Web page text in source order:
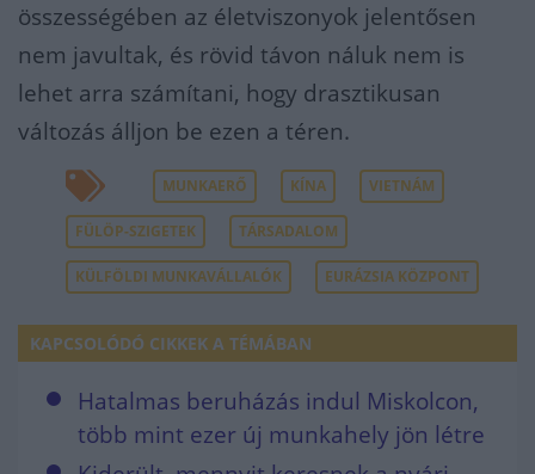
összességében az életviszonyok jelentősen
nem javultak, és rövid távon náluk nem is
lehet arra számítani, hogy drasztikusan
változás álljon be ezen a téren.
MUNKAERŐ KÍNA VIETNÁM
FÜLÖP-SZIGETEK TÁRSADALOM
KÜLFÖLDI MUNKAVÁLLALÓK EURÁZSIA KÖZPONT
KAPCSOLÓDÓ CIKKEK A TÉMÁBAN
Hatalmas beruházás indul Miskolcon,
több mint ezer új munkahely jön létre